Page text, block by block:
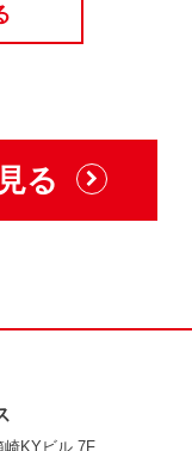
る
崎KYビル 7F